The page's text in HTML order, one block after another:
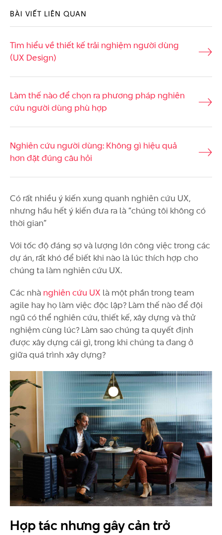
BÀI VIẾT LIÊN QUAN
Tìm hiểu về thiết kế trải nghiệm người dùng
(UX Design)
Làm thế nào để chọn ra phương pháp nghiên
cứu người dùng phù hợp
Nghiên cứu người dùng: Không gì hiệu quả
hơn đặt đúng câu hỏi
Có rất nhiều ý kiến xung quanh nghiên cứu UX,
nhưng hầu hết ý kiến đưa ra là “chúng tôi không có
thời gian”
Với tốc độ đáng sợ và lượng lớn công việc trong các
dự án, rất khó để biết khi nào là lúc thích hợp cho
chúng ta làm nghiên cứu UX.
Các nhà nghiên cứu UX là một phần trong team
agile hay họ làm việc độc lập? Làm thế nào để đội
ngũ có thể nghiên cứu, thiết kế, xây dựng và thử
nghiệm cùng lúc? Làm sao chúng ta quyết định
được xây dựng cái gì, trong khi chúng ta đang ở
giữa quá trình xây dựng?
Hợp tác nhưng gây cản trở